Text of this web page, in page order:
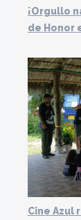
¡Orgullo
de Honor
Cine Azul